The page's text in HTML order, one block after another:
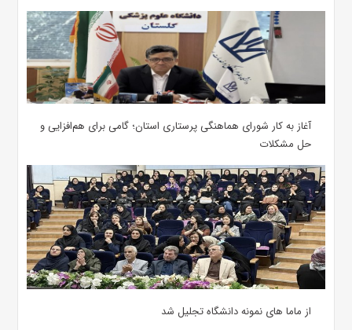
آغاز به کار شورای هماهنگی پرستاری استان؛ گامی برای هم‌افزایی و
حل مشکلات
از ماما های نمونه دانشگاه تجلیل شد